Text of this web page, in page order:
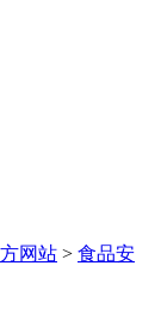
网站 > 食品安